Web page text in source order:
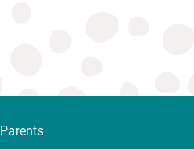
Parents